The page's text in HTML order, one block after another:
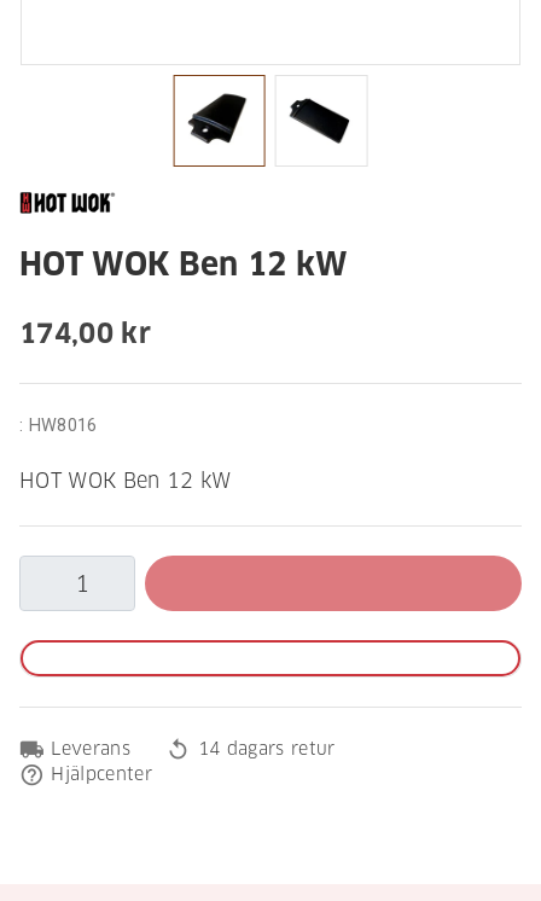
HOT WOK Ben 12 kW
174,00 kr
: HW8016
HOT WOK Ben 12 kW
local_shipping Leverans replay 14 dagars retur
help_outline Hjälpcenter